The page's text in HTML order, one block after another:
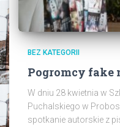
BEZ KATEGORII
Pogromcy fake
W dniu 28 kwietnia w
Puchalskiego w
spotkanie autorskie z